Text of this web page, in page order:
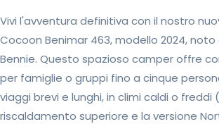
Vivi l'avventura definitiva con il nostro
Cocoon Benimar 463, modello 2024,
Bennie. Questo spazioso camper offre
per famiglie o gruppi fino a cinque
viaggi brevi e lunghi, in climi caldi o freddi
riscaldamento superiore e la versione